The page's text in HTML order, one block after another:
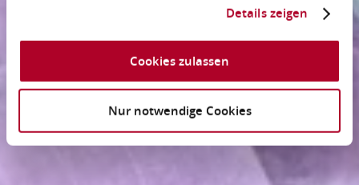
Details zeigen
Cookies zulassen
Nur notwendige Cookies